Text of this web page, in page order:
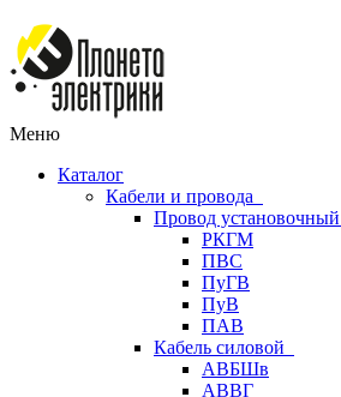
Меню
Каталог
Кабели и провода
Провод установочный
РКГМ
ПВС
ПуГВ
ПуВ
ПАВ
Кабель силовой
АВБШв
АВВГ